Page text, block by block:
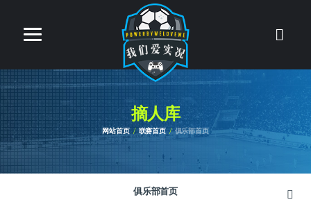
摘人库
网站首页 联赛首页 俱乐部首页
俱乐部首页